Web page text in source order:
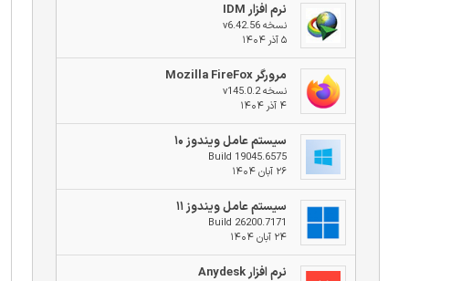
نرم افزار IDM
نسخه v6.42.56
۵ آذر ۱۴۰۴
مرورگر Mozilla FireFox
نسخه v145.0.2
۴ آذر ۱۴۰۴
سیستم عامل ویندوز ۱۰
Build 19045.6575
۲۶ آبان ۱۴۰۴
سیستم عامل ویندوز ۱۱
Build 26200.7171
۲۴ آبان ۱۴۰۴
نرم افزار Anydesk